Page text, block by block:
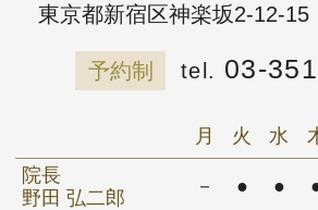
東京都新宿区神楽坂2-12-15
予約制 03-
月 火 水
院長
野田 弘二郎
－ ● ●